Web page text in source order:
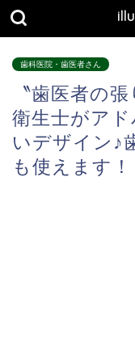
歯科医院・歯医者さん
〝歯医者の
衛生士がア
いデザイン♪
も使えます！